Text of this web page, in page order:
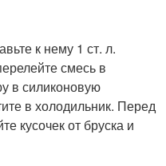
к нему 1 ст. л.
смесь в
в силиконовую
в холодильник. Перед
кусочек от бруска и